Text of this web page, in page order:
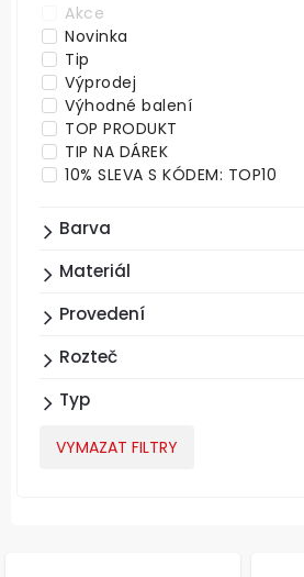
Akce
Novinka
Tip
Výprodej
Výhodné balení
TOP PRODUKT
TIP NA DÁREK
10% SLEVA S KÓDEM: TOP10
Barva
Materiál
Provedení
Rozteč
Typ
VYMAZAT FILTRY